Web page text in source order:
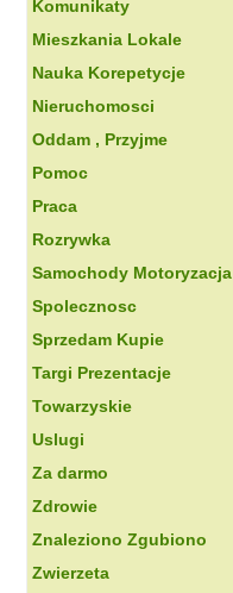
Komunikaty
Mieszkania Lokale
Nauka Korepetycje
Nieruchomosci
Oddam , Przyjme
Pomoc
Praca
Rozrywka
Samochody Motoryzacja
Spolecznosc
Sprzedam Kupie
Targi Prezentacje
Towarzyskie
Uslugi
Za darmo
Zdrowie
Znaleziono Zgubiono
Zwierzeta